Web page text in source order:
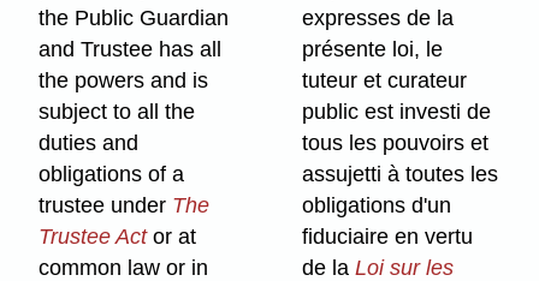
the Public Guardian
and Trustee has all
the powers and is
subject to all the
duties and
obligations of a
trustee under The
Trustee Actor at
common law or in
expresses de la
présente loi, le
tuteur et curateur
public est investi de
tous les pouvoirs et
assujetti à toutes les
obligations d'un
fiduciaire en vertu
de laLoi sur les